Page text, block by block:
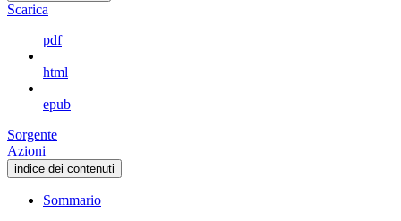
Scarica
pdf
html
epub
Sorgente
Azioni
indice dei contenuti
Sommario